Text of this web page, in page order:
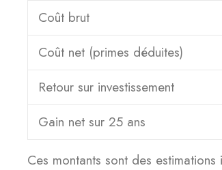
Coût brut
Coût net (primes déduites)
Retour sur investissement
Gain net sur 25 ans
Ces montants sont des